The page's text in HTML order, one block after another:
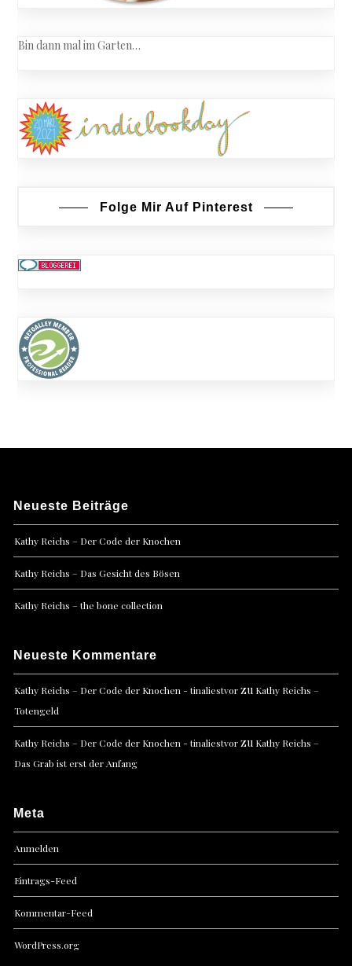
Bin dann mal im Garten…
Folge Mir Auf Pinterest
Neueste Beiträge
Kathy Reichs – Der Code der Knochen
Kathy Reichs – Das Gesicht des Bösen
Kathy Reichs – the bone collection
Neueste Kommentare
Kathy Reichs – Der Code der Knochen - tinaliestvorzu Kathy Reichs –
Totengeld
Kathy Reichs – Der Code der Knochen - tinaliestvorzu Kathy Reichs –
Das Grab ist erst der Anfang
Meta
Anmelden
Eintrags-Feed
Kommentar-Feed
WordPress.org